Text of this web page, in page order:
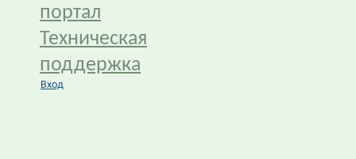
портал
Техническая
поддержка
Вход